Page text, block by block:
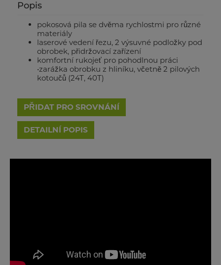
Popis
pokosová pila se dvěma rychlostmi pro různé
materiály
laserové vedení řezu, 2 výsuvné podložky pod
obrobek, přidržovací zařízení
komfortní rukojeť pro pohodlnou práci
•zarážka obrobku z hliníku, včetně 2 pilových
kotoučů (24T, 40T)
PŘIDAT PRO SROVNÁNÍ
DETAILNÍ POPIS